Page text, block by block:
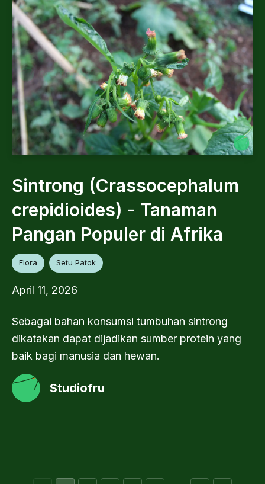
Sintrong (Crassocephalum
crepidioides) - Tanaman
Pangan Populer di Afrika
Flora Setu Patok
April 11, 2026
Sebagai bahan konsumsi tumbuhan sintrong
dikatakan dapat dijadikan sumber protein yang
baik bagi manusia dan hewan.
Studiofru